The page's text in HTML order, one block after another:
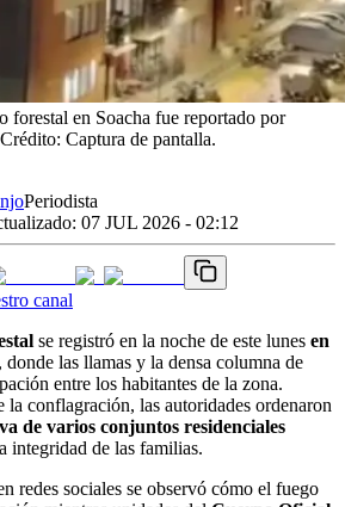
forestal en Soacha fue reportado por
Captura de pantalla.
Periodista
07 JUL 2026 - 02:12
canal
se registró en la noche de este lunes en
donde las llamas y la densa columna de
entre los habitantes de la zona.
conflagración, las autoridades ordenaron
de varios conjuntos residenciales
integridad de las familias.
redes sociales se observó cómo el fuego